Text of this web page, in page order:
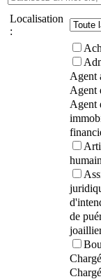
Localisation
:
Agent
Agent
Agent
de